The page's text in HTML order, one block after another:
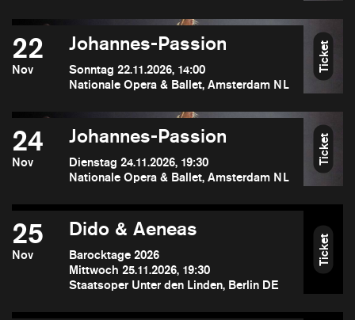
22
Nov
Johannes-Passion
Sonntag 22.11.2026, 14:00
Nationale Opera & Ballet, Amsterdam NL
Ticket
24
Nov
Johannes-Passion
Dienstag 24.11.2026, 19:30
Nationale Opera & Ballet, Amsterdam NL
Ticket
25
Nov
Dido & Aeneas
Barocktage 2026
Mittwoch 25.11.2026, 19:30
Staatsoper Unter den Linden, Berlin DE
Ticket